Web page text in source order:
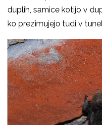
duplih, samice kotijo v
ko prezimujejo tudi v